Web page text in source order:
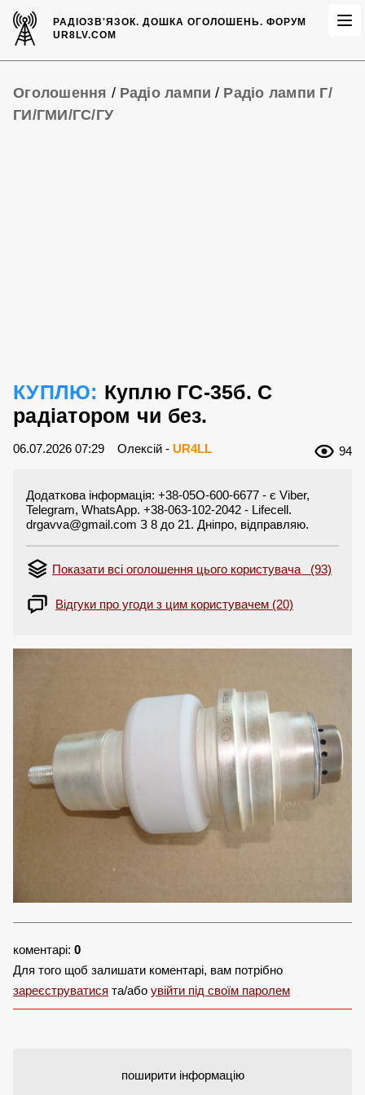
РАДІОЗВ'ЯЗОК.ДОШКА ОГОЛОШЕНЬ. ФОРУМ
UR8LV.COM
Оголошення / Радіо лампи / Радіо лампи Г/
ГИ/ГМИ/ГС/ГУ
КУПЛЮ: Куплю ГС-35б. С
радіатором чи без.
06.07.2026 07:29 Олексій - UR4LL 94
Додаткова інформація: +38-05O-600-6677 - є Viber,
Telegram, WhatsApp. +38-063-102-2042 - Lifecell.
drgavva@gmail.com З 8 до 21. Дніпро, відправляю.
Показати всі оголошення цього користувача (93)
Відгуки про угоди з цим користувачем (20)
коментарі: 0
Для того щоб залишати коментарі, вам потрібно
зареєструватися та/або увійти під своїм паролем
поширити інформацію